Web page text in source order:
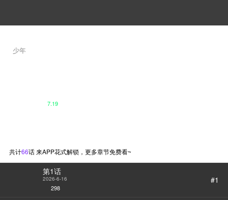
少年
而在王座竞争中惨败。即便如此，
家族兄长们还打算除掉身为庶子的
未来！”
7.19
共计66话 来APP花式解锁，更多章节免费看~
第1话
2026-6-16
298
#1